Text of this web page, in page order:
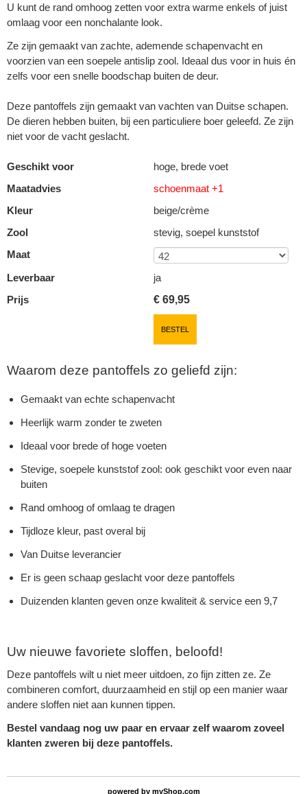
U kunt de rand omhoog zetten voor extra warme enkels of juist
omlaag voor een nonchalante look.
Ze zijn gemaakt van zachte, ademende schapenvacht en
voorzien van een soepele antislip zool. Ideaal dus voor in huis én
zelfs voor een snelle boodschap buiten de deur.
Deze pantoffels zijn gemaakt van vachten van Duitse schapen.
De dieren hebben buiten, bij een particuliere boer geleefd. Ze zijn
niet voor de vacht geslacht.
Geschikt voor
hoge, brede voet
Maatadvies
schoenmaat +1
Kleur
beige/crème
Zool
stevig, soepel kunststof
Maat
Leverbaar
ja
Prijs
€ 69,95
BESTEL
Waarom deze pantoffels zo geliefd zijn:
Gemaakt van echte schapenvacht
Heerlijk warm zonder te zweten
Ideaal voor brede of hoge voeten
Stevige, soepele kunststof zool: ook geschikt voor even naar
buiten
Rand omhoog of omlaag te dragen
Tijdloze kleur, past overal bij
Van Duitse leverancier
Er is geen schaap geslacht voor deze pantoffels
Duizenden klanten geven onze kwaliteit & service een 9,7
Uw nieuwe favoriete sloffen, beloofd!
Deze pantoffels wilt u niet meer uitdoen, zo fijn zitten ze. Ze
combineren comfort, duurzaamheid en stijl op een manier waar
andere sloffen niet aan kunnen tippen.
Bestel vandaag nog uw paar en ervaar zelf waarom zoveel
klanten zweren bij deze pantoffels.
powered by myShop.com